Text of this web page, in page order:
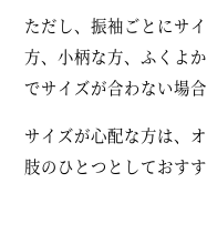
ただし、振袖ごとにサ
方、小柄な方、ふくよ
でサイズが合わない場合
サイズが心配な方は、
肢のひとつとしておすす